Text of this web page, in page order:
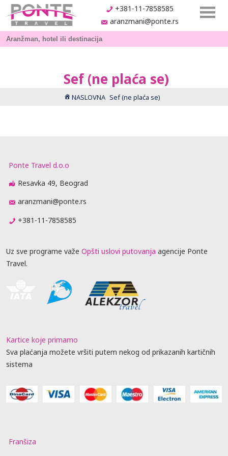
+381-11-7858585
aranzmani@ponte.rs
Sef (ne plaća se)
NASLOVNA Sef (ne plaća se)
Ponte Travel d.o.o
Resavka 49, Beograd
aranzmani@ponte.rs
+381-11-7858585
Uz sve programe važe Opšti uslovi putovanja agencije Ponte
Travel.
Kartice koje primamo
Sva plaćanja možete vršiti putem nekog od prikazanih kartičnih
sistema
Franšiza